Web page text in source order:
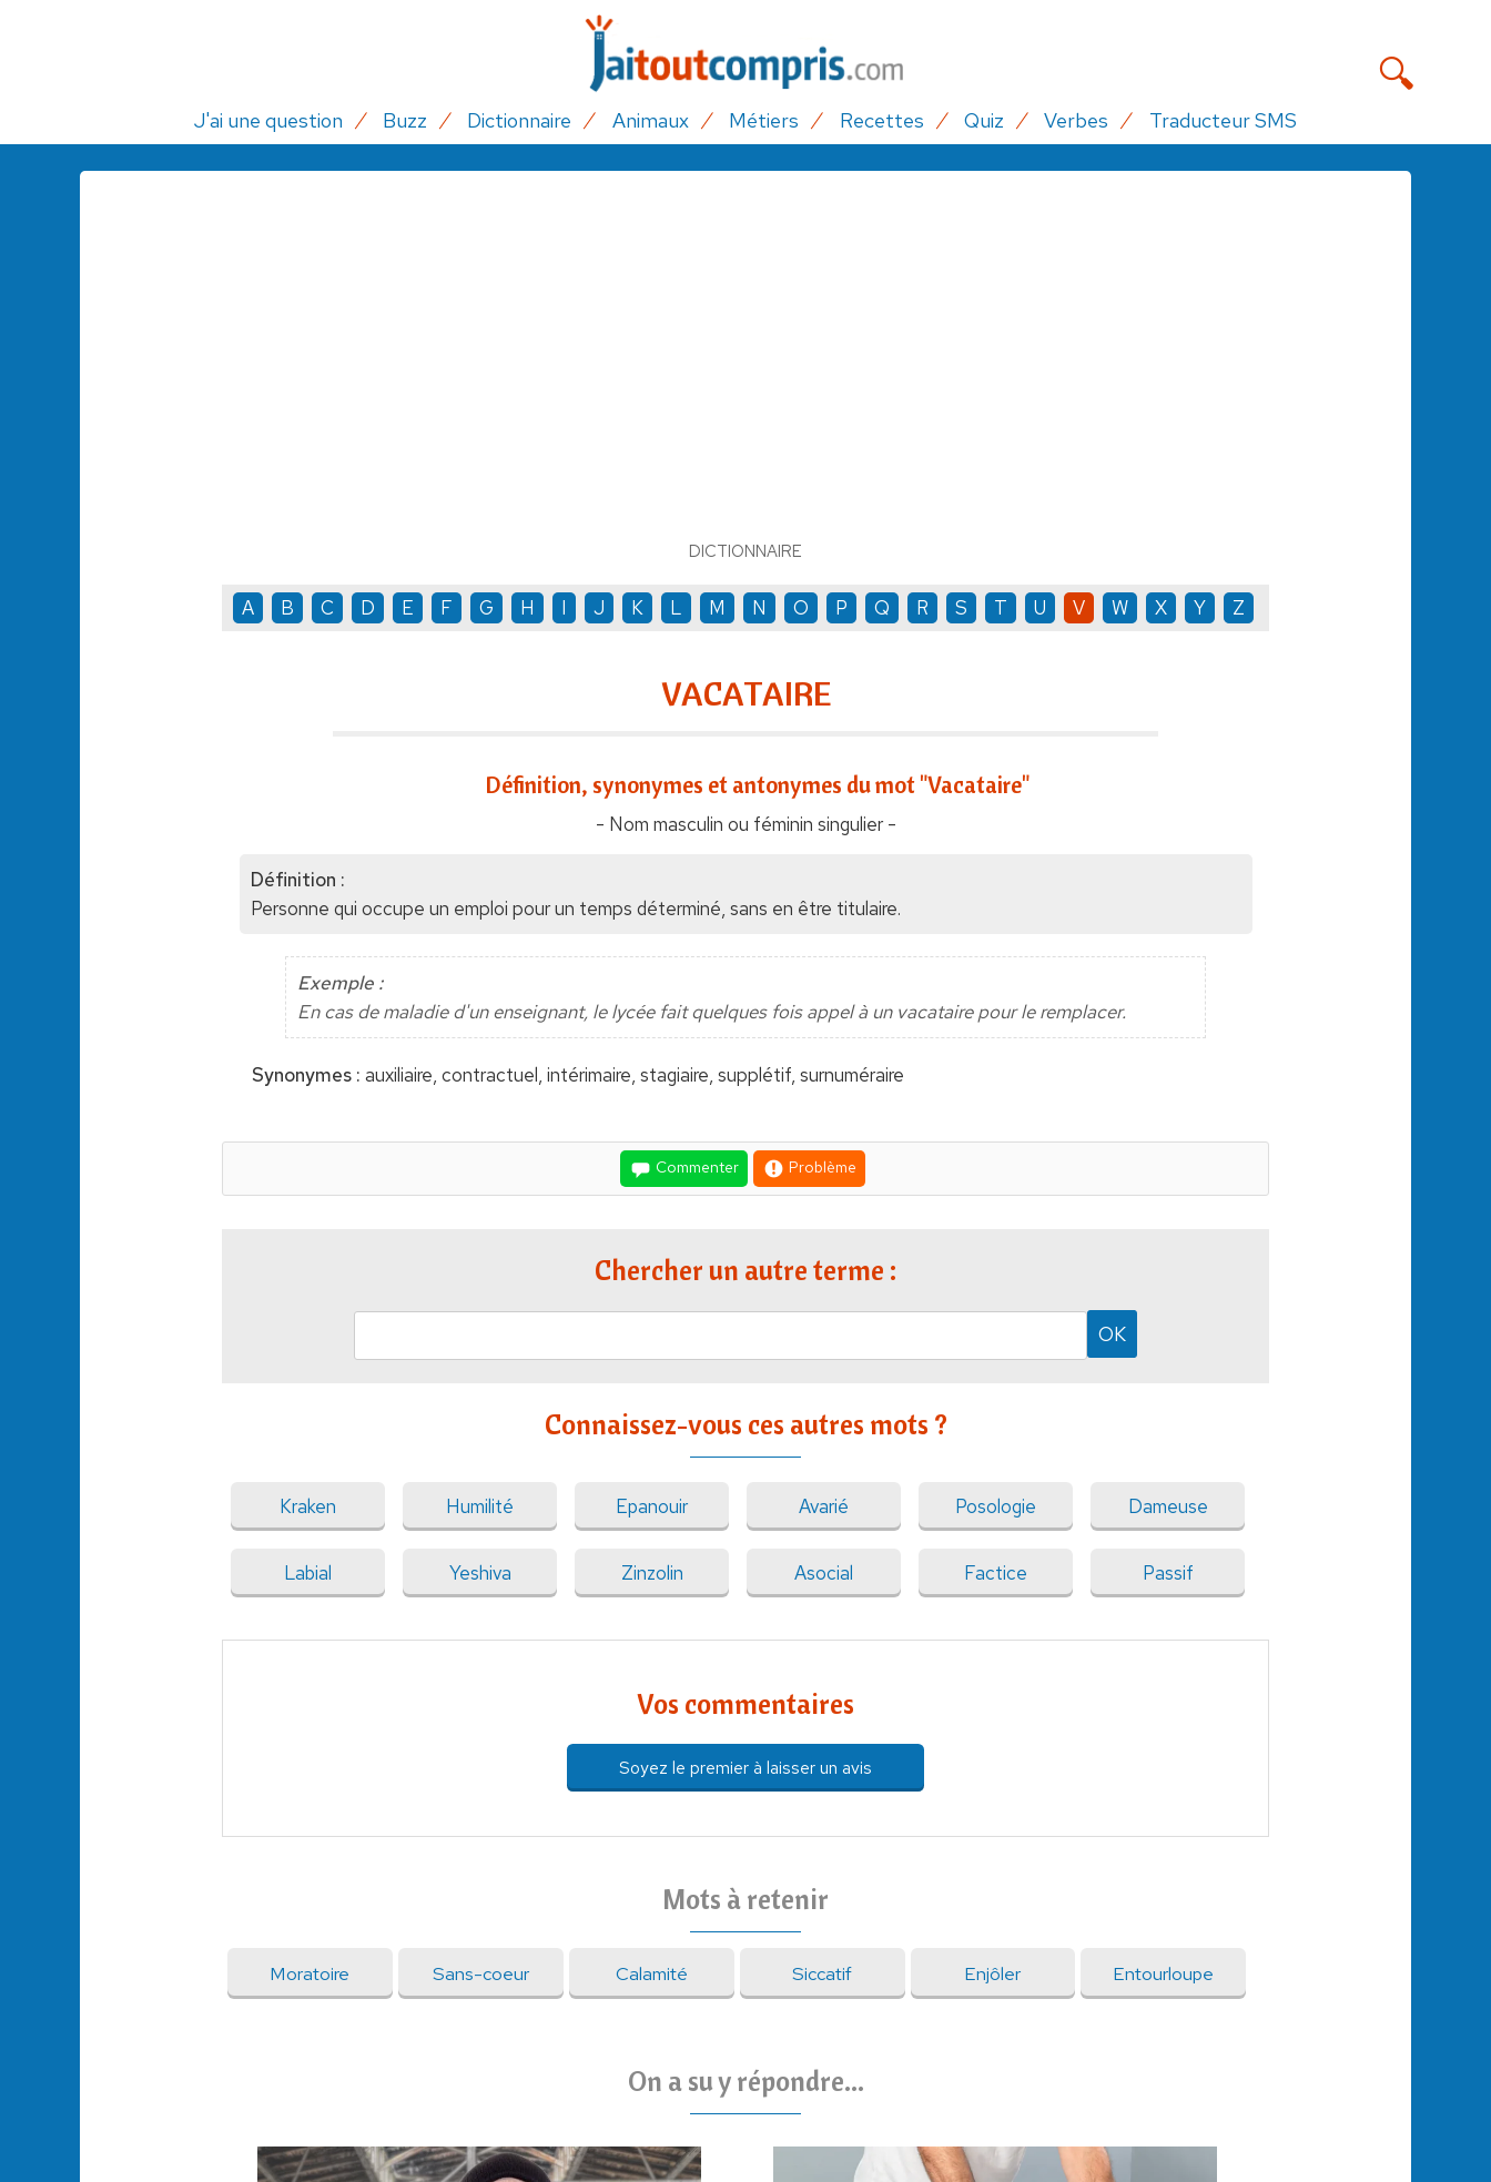
J'ai une question Buzz Dictionnaire Animaux Métiers Recettes Quiz Verbes Traducteur SMS
DICTIONNAIRE
A B C D E F G H I J K L M N O P Q R S T U V W X Y Z
VACATAIRE
Définition, synonymes et antonymes du mot "Vacataire"
- Nom masculin ou féminin singulier -
Définition :
Personne qui occupe un emploi pour un temps déterminé, sans en être titulaire.
Exemple :
En cas de maladie d'un enseignant, le lycée fait quelques fois appel à un vacataire pour le remplacer.
Synonymes : auxiliaire, contractuel, intérimaire, stagiaire, supplétif, surnuméraire
Commenter Problème
Chercher un autre terme :
Connaissez-vous ces autres mots ?
Kraken Humilité Epanouir Avarié Posologie Dameuse
Labial Yeshiva Zinzolin Asocial Factice Passif
Vos commentaires
Soyez le premier à laisser un avis
Mots à retenir
Moratoire Sans-coeur Calamité Siccatif Enjôler Entourloupe
On a su y répondre...